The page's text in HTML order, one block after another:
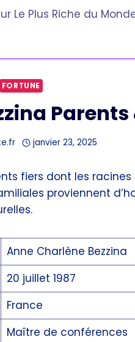
Le Plus Riche du
FORTUNE
janvier 23, 2025
fiers dont les
proviennent
Anne Charlène Bezzina
20 juillet 1987
France
Maître de conférences